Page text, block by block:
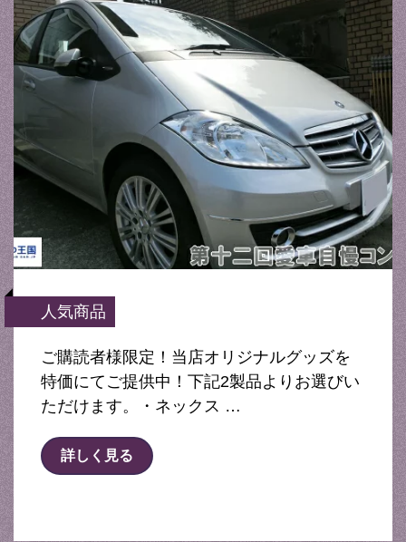
人気商品
ご購読者様限定！当店オリジナルグッズを
特価にてご提供中！下記2製品よりお選びい
ただけます。・ネックス …
詳しく見る